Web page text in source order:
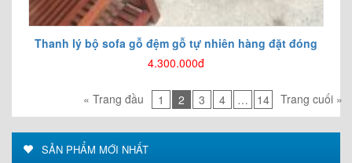
Thanh lý bộ sofa gỗ đệm gỗ tự nhiên hàng đặt đóng
4.300.000đ
« Trang đầu 1 2 3 4 … 14 Trang cuối »
SẢN PHẨM MỚI NHẤT